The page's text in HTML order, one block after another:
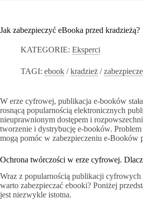
Jak zabezpieczyć eBooka przed kradzieżą?
KATEGORIE: Eksperci
TAGI: ebook /kradzież /
W erze cyfrowej, publikacja e-booków
rosnącą popularnością elektronicznych
nieuprawnionym dostępem i
tworzenie i dystrybucję e-booków.
mogą pomóc w zabezpieczeniu e-Booków
Ochrona twórczości w erze cyfrowej.
Wraz z popularnością publikacji
warto zabezpieczać ebooki? Poniżej
jest niezwykle istotna.